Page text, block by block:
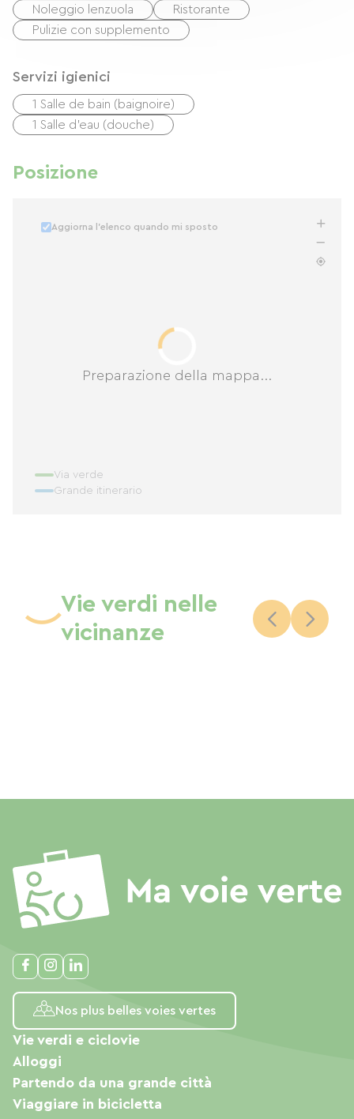
Noleggio lenzuola
Ristorante
Pulizie con supplemento
Servizi igienici
1 Salle de bain (baignoire)
1 Salle d'eau (douche)
Posizione
Preparazione della mappa...
Aggiorna l'elenco quando mi sposto
Via verde
Grande itinerario
Vie verdi nelle
vicinanze
Nos plus belles voies vertes
Vie verdi e ciclovie
Alloggi
Partendo da una grande città
Viaggiare in bicicletta